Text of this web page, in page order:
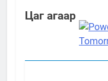
Цаг агаар